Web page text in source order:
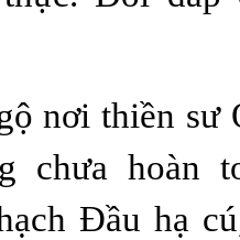
nơi thiền sư
chưa hoàn
Đầu hạ